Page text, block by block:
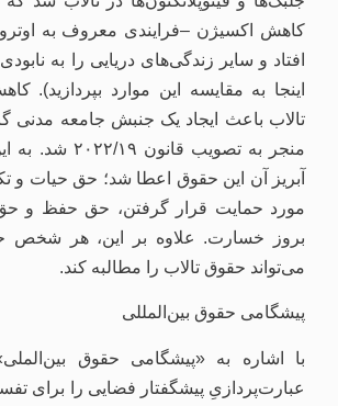
کاهش اکسیژن –فرایندی معروف به
افتاد و سایر زندگی‌های دریایی را به
اینجا به مقایسه این موارد بپردازید).
تالاب باعث ایجاد یک جنبش جامعه مدنی
منجر به تصویب
آبریز آن این حقوق اعطا شد؛ حق حیات و
مورد حمایت قرار گرفتن، حق حفظ و
بروز خسارت. علاوه بر این، هر شخص
می‌تواند حقوق تالاب را مطالبه کند.
پیشگامی حقوق بین‌المللی
با اشاره به «پیشگامی حقوق
عبارت‏‌پردازیِ پیشگفتار فضایی را برای